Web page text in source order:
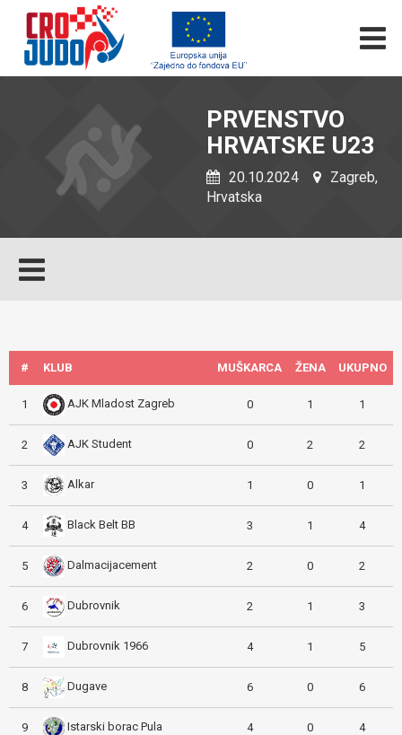
PRVENSTVO
HRVATSKE U23
20.10.2024
Zagreb,
Hrvatska
# KLUB MUŠKARCA ŽENA UKUPNO
1 AJK Mladost Zagreb 0 1 1
2 AJK Student 0 2 2
3 Alkar 1 0 1
4 Black Belt BB 3 1 4
5 Dalmacijacement 2 0 2
6 Dubrovnik 2 1 3
7 Dubrovnik 1966 4 1 5
8 Dugave 6 0 6
9 Istarski borac Pula 4 0 4